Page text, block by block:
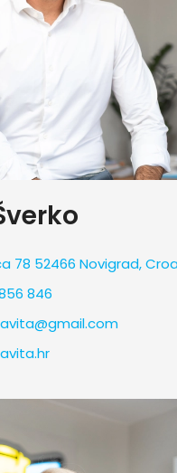
78 52466 Novigrad,
846